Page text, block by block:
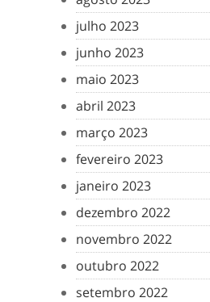
julho 2023
junho 2023
maio 2023
abril 2023
março 2023
fevereiro 2023
janeiro 2023
dezembro 2022
novembro 2022
outubro 2022
setembro 2022